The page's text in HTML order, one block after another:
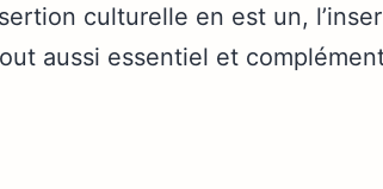
culturelle en est un,
aussi essentiel et